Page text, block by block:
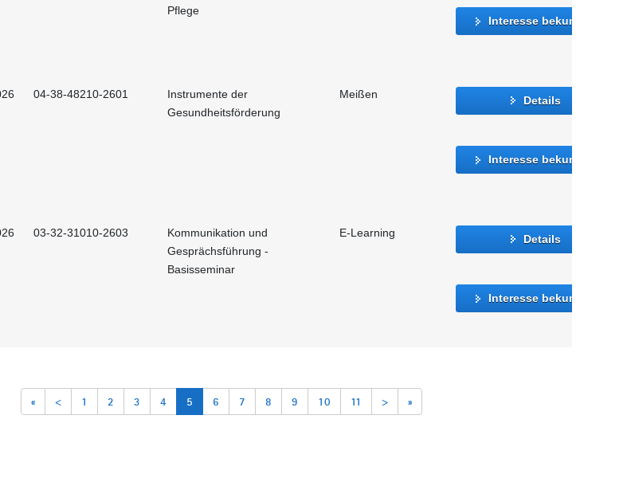
Pflege
Interesse bekunden
04-38-48210-2601
Instrumente der
Gesundheitsförderung
Meißen Details
Interesse bekunden
03-32-31010-2603
Kommunikation und
Gesprächsführung -
Basisseminar
E-Learning Details
Interesse bekunden
« < 1 2 3 4 5 6 7 8 9 10 11 > »